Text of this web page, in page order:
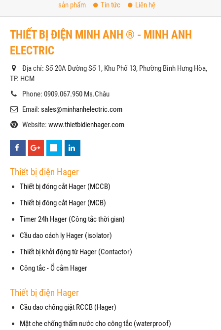
sản phẩm
Tin tức Liên hệ
THIẾT BỊ ĐIỆN MINH ANH ® - MINH ANH
ELECTRIC
Địa chỉ: Số 20A Đường Số 1, Khu Phố 13, Phường Bình Hưng Hòa,
TP. HCM
Phone: 0909.067.950 Ms.Châu
Email: sales@minhanhelectric.com
Website: www.thietbidienhager.com
Thiết bị điện Hager
Thiết bị đóng cắt Hager (MCCB)
Thiết bị đóng cắt Hager (MCB)
Timer 24h Hager (Công tắc thời gian)
Cầu dao cách ly Hager (isolator)
Thiết bị khởi động từ Hager (Contactor)
Công tắc - Ổ cắm Hager
Thiết bị điện Hager
Cầu dao chống giật RCCB (Hager)
Mặt che chống thấm nước cho công tắc (waterproof)